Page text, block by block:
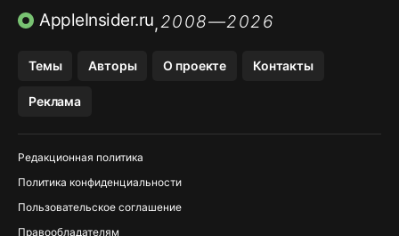
TIKTOK НА IPHONEПРИЛОЖЕНИЯ БЕЗ APP STORE
AppleInsider.ru,2008—2026
Темы Авторы О проекте Контакты
Реклама
Редакционная политика
Политика конфиденциальности
Пользовательское соглашение
Правообладателям